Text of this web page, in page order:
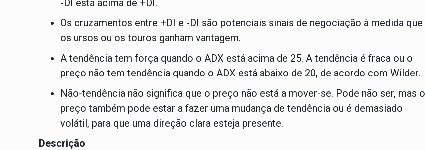
-DI está acima de +DI.
Os cruzamentos entre +DI e -DI são potenciais sinais de negociação à medida que
os ursos ou os touros ganham vantagem.
A tendência tem força quando o ADX está acima de 25. A tendência é fraca ou o
preço não tem tendência quando o ADX está abaixo de 20, de acordo com Wilder.
Não-tendência não significa que o preço não está a mover-se. Pode não ser, mas o
preço também pode estar a fazer uma mudança de tendência ou é demasiado
volátil, para que uma direção clara esteja presente.
Descrição